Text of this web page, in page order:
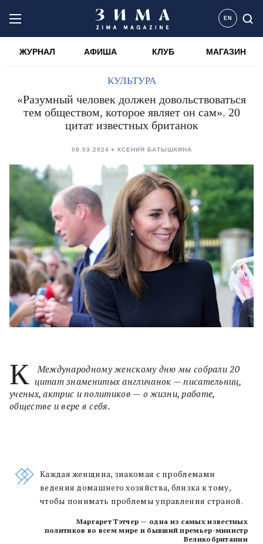
EN
ЖУРНАЛ АФИША КЛУБ МАГАЗИН
КУЛЬТУРА
«Разумный человек должен довольствоваться
тем обществом, которое являет он сам». 20
цитат известных британок
08.03.2024 КСЕНИЯ БАТЫШКИНА
К
Международному женскому дню мы собрали 20
цитат знаменитых англичанок — писательниц,
ученых, актрис и политиков — о жизни, работе,
обществе и вере в себя.
Каждая женщина, знакомая с проблемами
ведения домашнего хозяйства, близка к тому,
чтобы понимать проблемы управления страной.
Маргарет Тэтчер — одна из самых известных
политиков во всем мире и бывший премьер-министр
Великобритании